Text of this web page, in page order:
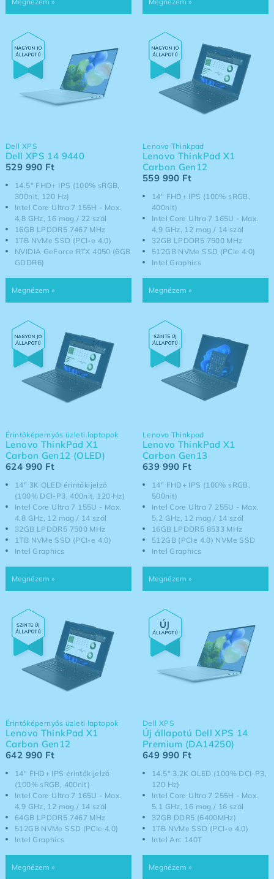
14.5" FHD+ IPS (100% sRGB,
300nit, 120 Hz)
Intel Core Ultra 7 155H - Max.
4,8 GHz, 16 mag / 22 szál
16GB LPDDR5 7467 MHz
1TB NVMe SSD (PCI-e 4.0)
NVIDIA GeForce RTX 4050 (6GB
GDDR6)
Dell XPS
Dell XPS 14 9440
529 990 Ft
14" FHD+ IPS (100% sRGB,
400nit)
Intel Core Ultra 7 165U - Max.
4,9 GHz, 12 mag / 14 szál
32GB LPDDR5 7500 MHz
512GB NVMe SSD (PCIe 4.0)
Intel Graphics
Lenovo Thinkpad
Lenovo ThinkPad X1
Carbon Gen12
559 990 Ft
14" 3K OLED érintőkijelző
(100% DCI-P3, 400nit, 120 Hz)
Intel Core Ultra 7 155U - Max.
4,8 GHz, 12 mag / 14 szál
32GB LPDDR5 7500 MHz
1TB NVMe SSD (PCI-e 4.0)
Intel Graphics
Érintőképernyős üzleti laptopok
Lenovo ThinkPad X1
Carbon Gen12 (OLED)
624 990 Ft
14" FHD+ IPS (100% sRGB,
500nit)
Intel Core Ultra 7 255U - Max.
5,2 GHz, 12 mag / 14 szál
16GB LPDDR5 8533 MHz
512GB (PCIe 4.0) NVMe SSD
Intel Graphics
Lenovo Thinkpad
Lenovo ThinkPad X1
Carbon Gen13
639 990 Ft
14" FHD+ IPS érintőkijelző
(100% sRGB, 400nit)
Intel Core Ultra 7 165U - Max.
4,9 GHz, 12 mag / 14 szál
64GB LPDDR5 7467 MHz
512GB NVMe SSD (PCIe 4.0)
Intel Graphics
Érintőképernyős üzleti laptopok
Lenovo ThinkPad X1
Carbon Gen12
642 990 Ft
14.5" 3.2K OLED (100% DCI-P3,
120 Hz)
Intel Core Ultra 7 255H - Max.
5,1 GHz, 16 mag / 16 szál
32GB DDR5 (6400MHz)
1TB NVMe SSD (PCI-e 4.0)
Intel Arc 140T
Dell XPS
Új állapotú Dell XPS 14
Premium (DA14250)
649 990 Ft